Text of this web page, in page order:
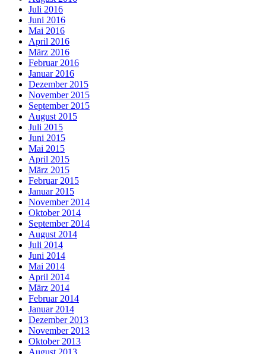
Juli 2016
Juni 2016
Mai 2016
April 2016
März 2016
Februar 2016
Januar 2016
Dezember 2015
November 2015
September 2015
August 2015
Juli 2015
Juni 2015
Mai 2015
April 2015
März 2015
Februar 2015
Januar 2015
November 2014
Oktober 2014
September 2014
August 2014
Juli 2014
Juni 2014
Mai 2014
April 2014
März 2014
Februar 2014
Januar 2014
Dezember 2013
November 2013
Oktober 2013